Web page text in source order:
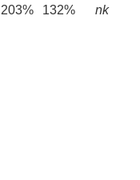
203% 132% nk